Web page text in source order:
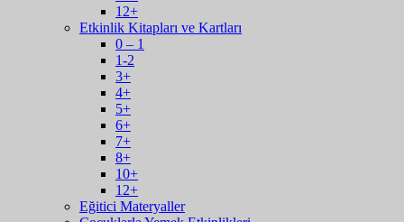
12+
Etkinlik Kitapları ve Kartları
0 – 1
1-2
3+
4+
5+
6+
7+
8+
10+
12+
Eğitici Materyaller